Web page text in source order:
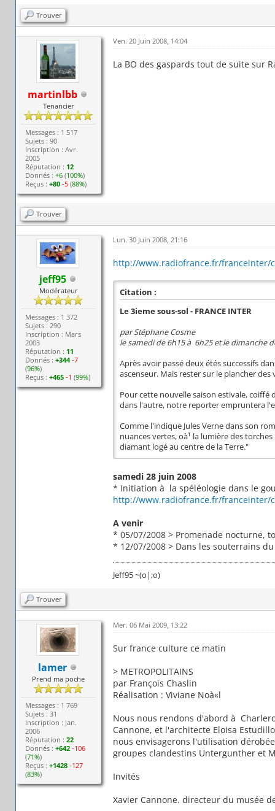
Trouver
martinlbb
Tenancier
Messages : 1 517
Sujets : 90
Inscription : Avr.
2005
Réputation : 12
Donnés :+6 (100%)
Reçus :+80 -5 (88%)
Ven. 20 Juin 2008, 14:04
La BO des gaspards tout de suite sur
Trouver
jeff95
Modérateur
Messages : 1 372
Sujets : 290
Inscription : Mars
2003
Réputation : 11
Donnés :+344 -7
(96%)
Reçus :+465 -1 (99%)
Lun. 30 Juin 2008, 21:16
http://www.radiofrance.fr/franceinter/
Citation :
Le 3ieme sous-sol - FRANCE INTER
par Stéphane Cosme
le samedi de 6h15 à 6h25 et le dimanche
Après avoir passé deux étés successifs
ascenseur. Mais rester sur le plancher des
Pour cette nouvelle saison estivale,
dans l'autre, notre reporter empruntera
Comme l'indique Jules Verne dans son
nuances vertes, oà¹ la lumière des
diamant logé au centre de la Terre."
samedi 28 juin 2008
* Initiation à la spéléologie dans le
http://www.radiofrance.fr/franceinter/
A venir
* 05/07/2008 > Promenade nocturne,
* 12/07/2008 > Dans les souterrains
Jeff95 ~(o|;o)
Trouver
lamer
Prend ma poche
Messages : 1 769
Sujets : 31
Inscription : Jan.
2006
Réputation :22
Donnés :+642 -106
(71%)
Reçus :+1428 -127
(83%)
Mer. 06 Mai 2009, 13:22
Sur france culture ce matin
> METROPOLITAINS
par François Chaslin
Réalisation : Viviane Noà«l
Nous nous rendons d'abord à
Cannone, et l'architecte Eloisa Estudillo
nous envisagerons l'utilisation
groupes clandestins Untergunther et
Invités
Xavier Cannone. directeur du musée